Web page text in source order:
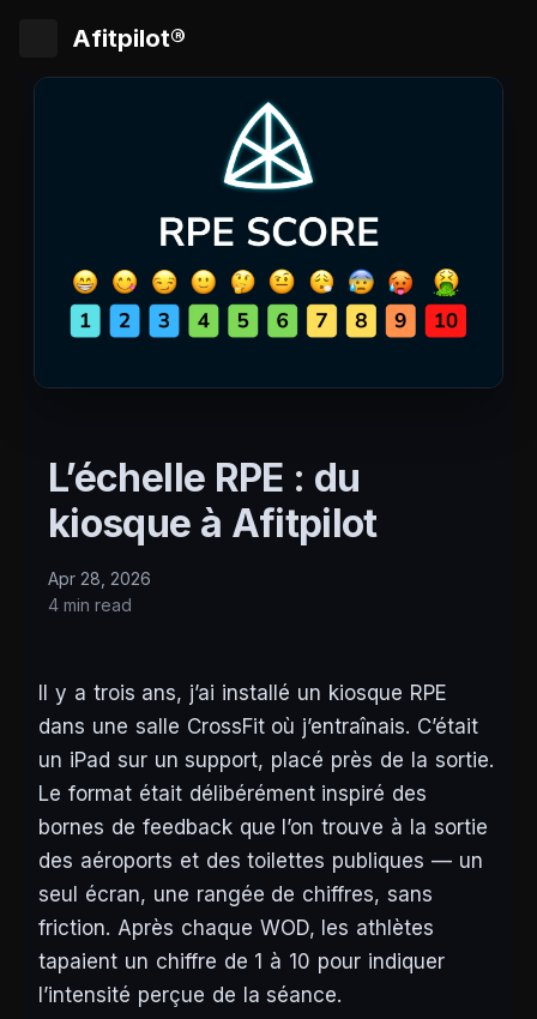
Afitpilot®
L’échelle RPE : du
kiosque à Afitpilot
Apr 28, 2026
4 min read
Il y a trois ans, j’ai installé un kiosque RPE
dans une salle CrossFit où j’entraînais. C’était
un iPad sur un support, placé près de la sortie.
Le format était délibérément inspiré des
bornes de feedback que l’on trouve à la sortie
des aéroports et des toilettes publiques — un
seul écran, une rangée de chiffres, sans
friction. Après chaque WOD, les athlètes
tapaient un chiffre de 1 à 10 pour indiquer
l’intensité perçue de la séance.